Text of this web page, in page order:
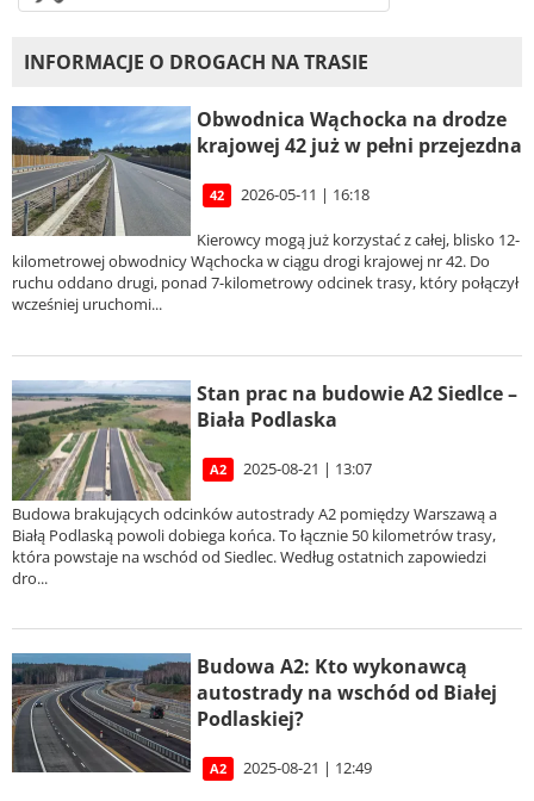
INFORMACJE O DROGACH NA TRASIE
Obwodnica Wąchocka na drodze
krajowej 42 już w pełni przejezdna
42 2026-05-11 | 16:18
Kierowcy mogą już korzystać z całej, blisko 12-
kilometrowej obwodnicy Wąchocka w ciągu drogi krajowej nr 42. Do
ruchu oddano drugi, ponad 7-kilometrowy odcinek trasy, który połączył
wcześniej uruchomi...
Stan prac na budowie A2 Siedlce –
Biała Podlaska
A2 2025-08-21 | 13:07
Budowa brakujących odcinków autostrady A2 pomiędzy Warszawą a
Białą Podlaską powoli dobiega końca. To łącznie 50 kilometrów trasy,
która powstaje na wschód od Siedlec. Według ostatnich zapowiedzi
dro...
Budowa A2: Kto wykonawcą
autostrady na wschód od Białej
Podlaskiej?
A2 2025-08-21 | 12:49